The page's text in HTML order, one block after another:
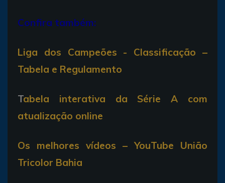
Confira também:
Liga dos Campeões - Classificação –
Tabela e Regulamento
Tabela interativa da Série A com
atualização online
Os melhores vídeos – YouTube União
Tricolor Bahia